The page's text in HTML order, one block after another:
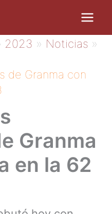
2023
Noticias
de Granma con
Granma
en la 62